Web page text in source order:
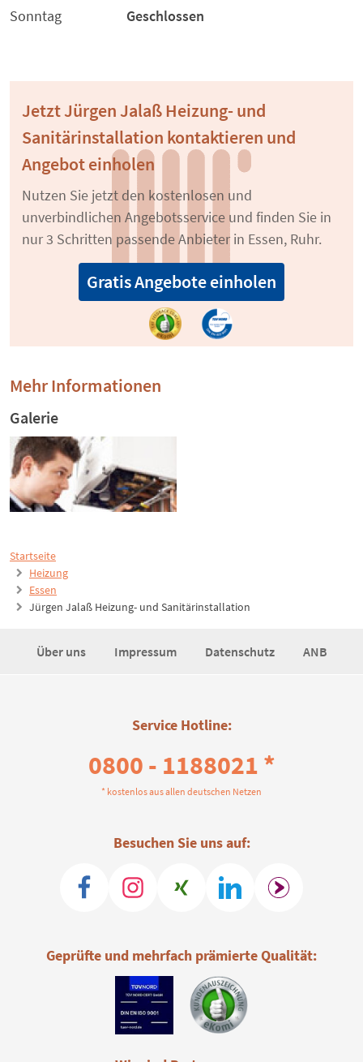
Startseite
Heizung
Essen
Jürgen Jalaß Heizung- und Sanitärinstallation
Sonntag
Geschlossen
Jetzt Jürgen Jalaß Heizung- und
Sanitärinstallation kontaktieren und
Angebot einholen
Nutzen Sie jetzt den kostenlosen und
unverbindlichen Angebotsservice und finden Sie in
nur 3 Schritten passende Anbieter in Essen, Ruhr.
Gratis Angebote einholen
Mehr Informationen
Galerie
Über uns Impressum Datenschutz ANB
Service Hotline:
0800 - 1188021 *
* kostenlos aus allen deutschen Netzen
Besuchen Sie uns auf:
Geprüfte und mehrfach prämierte Qualität: